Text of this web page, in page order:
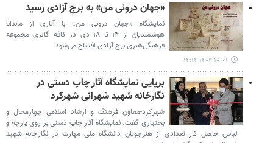
«جهان درونی من» به برج آزادی رسید
نمایشگاه «جهان درونی من» با آثاری از ماندانا
هوشمندیان از ۱۴ تا ۱۸ دی در کافه گالری مجموعه
فرهنگی‌هنری برج آزادی افتتاح می‌شود.
۱۴۰۴-۱۰-۰۹ ۱۴:۱۴
برپایی نمایشگاه آثار چاپ دستی در
نگارخانه شهید شهرانی شهرکرد
شهرکرد-معاون فرهنگ و ارشاد اسلامی چهارمحال و
بختیاری گفت: نمایشگاه آثار چاپ دستی بر روی پارچه و
لباس حاصل کار تعدادی از هنرجویان دانشگاه ملی مهارت در نگارخانه شهید